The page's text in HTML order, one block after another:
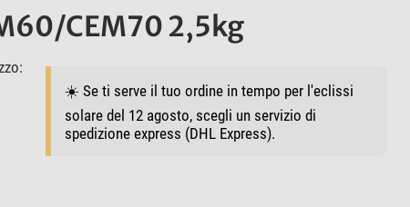
CEM70 2,5kg
☀️ Se ti serve il tuo ordine in tempo per l'eclissi
solare del 12 agosto, scegli un servizio di
spedizione express (DHL Express).